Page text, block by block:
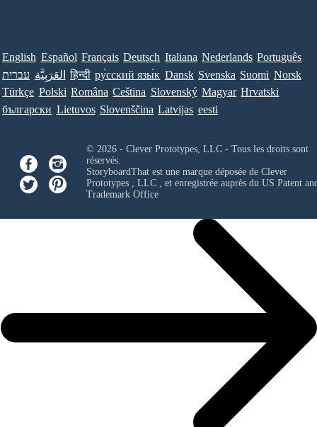
English Español Français Deutsch Italiana Nederlands Português
עברית العَرَبِيَّة हिन्दी ру́сский язы́к Dansk Svenska Suomi Norsk
Türkçe Polski Româna Ceština Slovenský Magyar Hrvatski
български Lietuvos Slovenščina Latvijas eesti
© 2026 - Clever Prototypes, LLC - Tous les droits sont
réservés.
StoryboardThat est une marque déposée de Clever
Prototypes , LLC, et enregistrée auprès du US Patent
Trademark Office